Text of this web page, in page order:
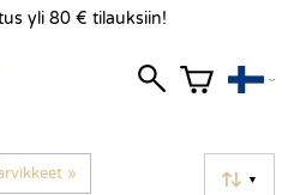
yli 80 € tilauksiin!
‪» ▼